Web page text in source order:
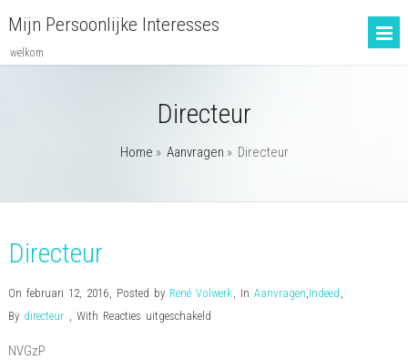
Mijn Persoonlijke Interesses
welkom
Directeur
Home » Aanvragen » Directeur
Directeur
On februari 12, 2016, Posted by René Volwerk, In Aanvragen,Indeed ,
By directeur , With Reacties uitgeschakeldvoor
NVGzP